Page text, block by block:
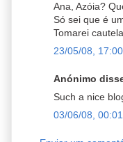
Ana, Azóia?
Só sei que é
Tomarei
23/05/08, 17:00
Anónimo
Such a nice
03/06/08, 00:01